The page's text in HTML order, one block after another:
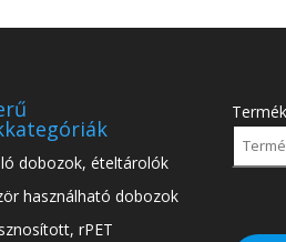
dobozok, ételtárolók
használható dobozok
rPET